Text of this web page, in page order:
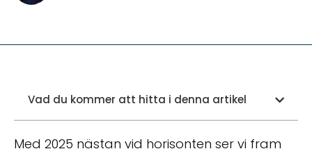
Vad du kommer att hitta i denna artikel
Med 2025 nästan vid horisonten ser vi fram